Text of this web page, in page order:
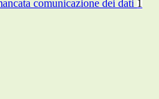
comunicazione dei dati 1